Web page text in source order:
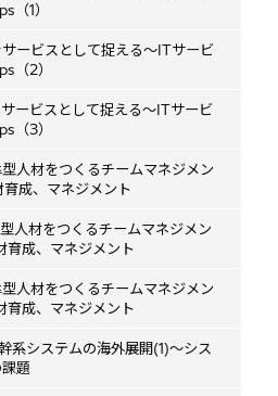
（1）
ービスとして捉える～ITサービ
（2）
ービスとして捉える～ITサービ
（3）
人材をつくるチームマネジメン
育成、マネジメント
人材をつくるチームマネジメン
育成、マネジメント
人材をつくるチームマネジメン
育成、マネジメント
システムの海外展開(1)～シス
題